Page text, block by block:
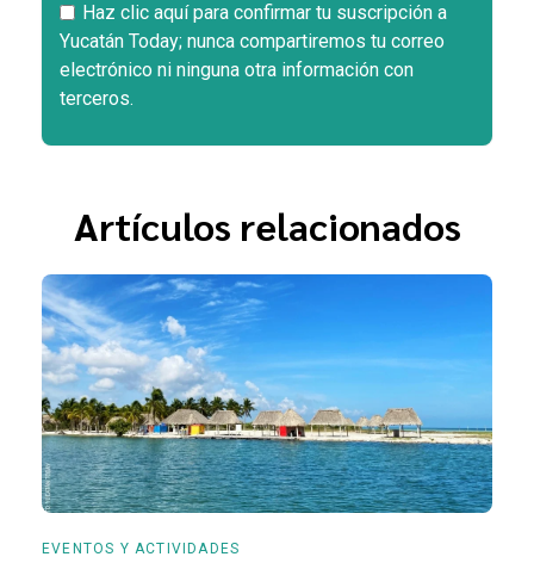
Haz clic aquí para confirmar tu suscripción a
Yucatán Today; nunca compartiremos tu correo
electrónico ni ninguna otra información con
terceros.
Artículos relacionados
EVENTOS Y ACTIVIDADES